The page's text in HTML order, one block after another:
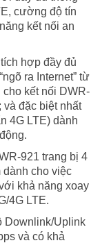
cường độ tín
kết nối an
hợp đầy đủ
ra Internet” từ
kết nối DWR-
đặc biệt nhất
4G LTE) dành
921 trang bị 4
dành cho việc
khả năng xoay
4G LTE.
Downlink/Uplink
và có khả